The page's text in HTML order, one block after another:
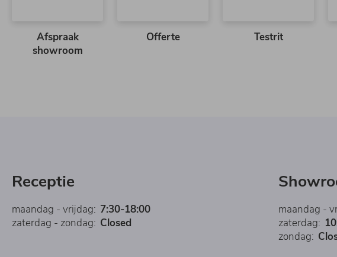
Afspraak
showroom
Offerte Testrit
Receptie
maandag - vrijdag: 7:30-18:00
zaterdag - zondag: Closed
maandag -
zaterdag:
zondag: